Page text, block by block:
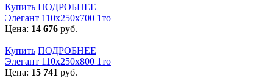
Купить ПОДРОБНЕЕ
Элегант 110x250x700 1то
Цена: 14 676 руб.
Купить ПОДРОБНЕЕ
Элегант 110x250x800 1то
Цена: 15 741 руб.